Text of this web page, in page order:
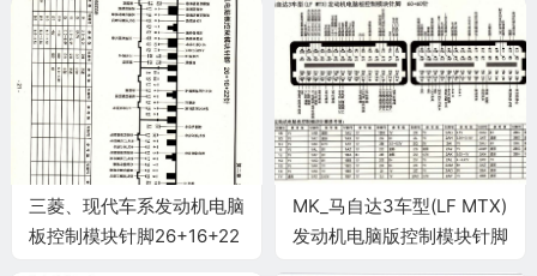
三菱、现代车系发动机电脑
板控制模块针脚26+16+22
MK_马自达3车型(LF MTX)
发动机电脑版控制模块针脚